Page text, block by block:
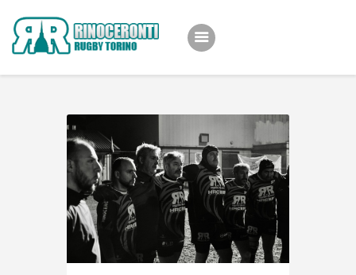
Team
Eventi
Shop
Iniziative
News